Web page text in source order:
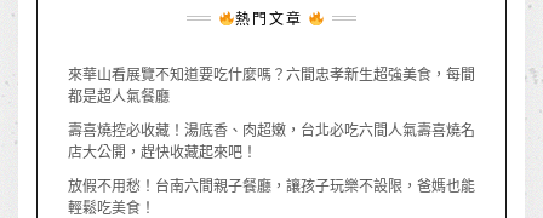
熱門文章
來華山看展覽不知道要吃什麼嗎？六間忠孝新生超強美食，每間
都是超人氣餐廳
壽喜燒控必收藏！湯底香、肉超嫩，台北必吃六間人氣壽喜燒名
店大公開，趕快收藏起來吧！
放假不用愁！台南六間親子餐廳，讓孩子玩樂不設限，爸媽也能
輕鬆吃美食！